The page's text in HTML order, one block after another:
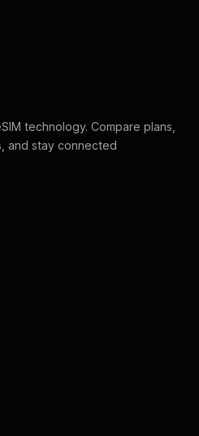
technology. Compare plans,
and stay connected